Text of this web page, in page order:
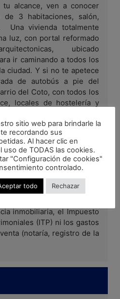
alcance, ven a conocer
de 3 habitaciones, salón,
Una vivienda totalmente
luz, con portal reformado
ubicado
ir caminando a todos los
ciudad. Y si no te apetece
de autobús a pie del
del Coto, con todos los
locales de hostelería y
con la piscina del
tus maletas y ven a verlo,
de él sin hacerlo tuyo.
encantados de abrirte su
que el precio de
inmobiliaria, el Impuesto
(ITP) ni los gastos
(notaría, registro de la
sitio web para brindarle la
recordando sus
Al hacer clic en
de TODAS las cookies.
"Configuración de cookies"
controlado.
todo Rechazar